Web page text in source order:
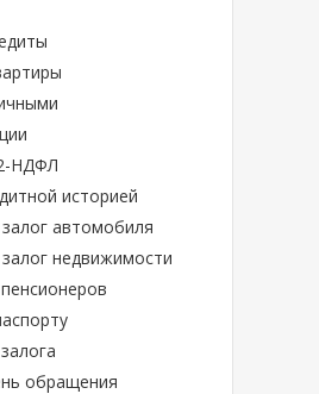
НДФЛ
историей
автомобиля
недвижимости
обращения